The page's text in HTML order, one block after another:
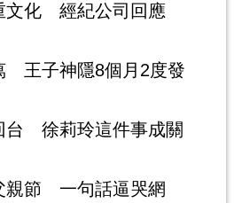
文化 經紀公司回應
王子神隱8個月2度發
台 徐莉玲這件事成關
親節 一句話逼哭網